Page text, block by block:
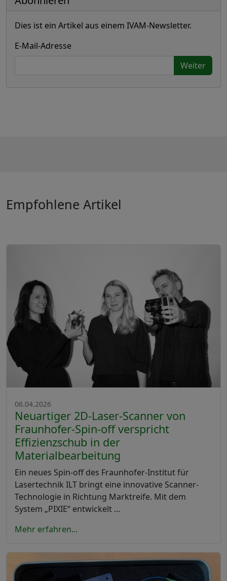
Dies ist ein Artikel aus einem IVAM-Newsletter.
E-Mail-Adresse
Weiter
Empfohlene Artikel
06.04.2026
Neuartiger 2D-Laser-Scanner von
Fraunhofer-Spin-off verspricht
Effizienzschub in der
Materialbearbeitung
Ein neues Spin-off des Fraunhofer-Institut für
Lasertechnik ILT bringt eine innovative Scanner-
Technologie in Richtung Marktreife. Mit dem
System „PIXIE“ entwickelt …
Mehr erfahren...